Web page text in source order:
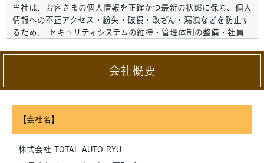
当社は、お客さまの個人情報を正確かつ最新の状態に保ち、個人
情報への不正アクセス・紛失・破損・改ざん・漏洩などを防止す
るため、 セキュリティシステムの維持・管理体制の整備・社員
厳重な管理を行ないます。
のご案内やご質問に対する回答として、電子メールや資料のご送
付に利用いたします。
当社は、お客さまよりお預かりした個人情報を適切に管理し、次
会社概要
【会社名】
株式会社 TOTAL AUTO RYU